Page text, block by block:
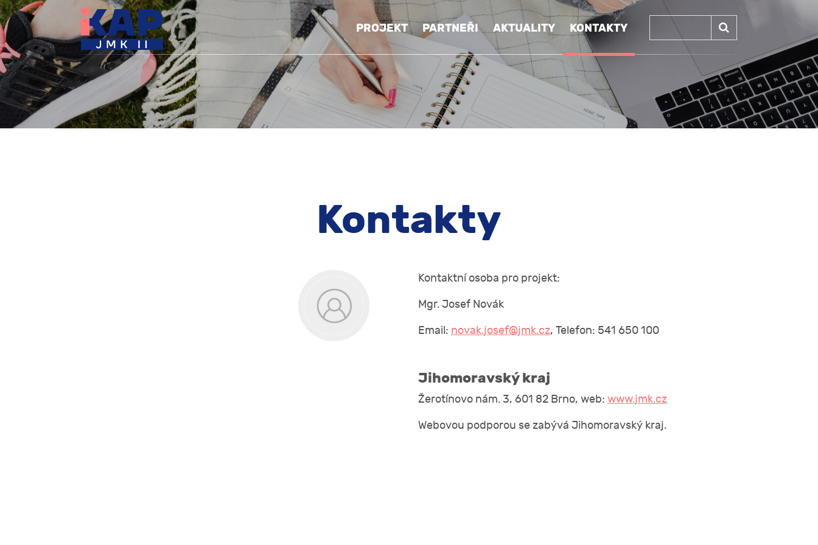
PROJEKT PARTNEŘI AKTUALITY KONTAKTY
Kontakty
Kontaktní osoba pro projekt:
Mgr. Josef Novák
Email: novak.josef@jmk.cz, Telefon: 541 650 100
Jihomoravský kraj
Žerotínovo nám. 3, 601 82 Brno, web: www.jmk.cz
Webovou podporou se zabývá Jihomoravský kraj.